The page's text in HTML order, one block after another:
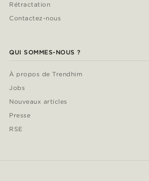
Rétractation
Contactez-nous
QUI SOMMES-NOUS ?
À propos de Trendhim
Jobs
Nouveaux articles
Presse
RSE